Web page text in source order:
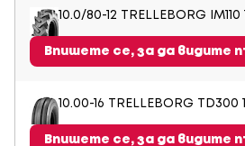
10.0/80-12 TRELLEBORG IM110
Впишете се, за да видите
10.00-16 TRELLEBORG TD300
Впишете се, за да видите